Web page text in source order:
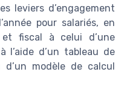
leviers d’engagement
pour salariés, en
fiscal à celui d’une
l’aide d’un tableau de
d’un modèle de calcul